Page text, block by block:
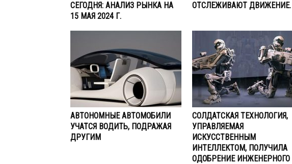
СЕГОДНЯ: АНАЛИЗ РЫНКА НА
15 МАЯ 2024 Г.
ОТСЛЕЖИВАЮТ ДВИЖЕНИЕ.
АВТОНОМНЫЕ АВТОМОБИЛИ
УЧАТСЯ ВОДИТЬ, ПОДРАЖАЯ
ДРУГИМ
СОЛДАТСКАЯ ТЕХНОЛОГИЯ,
УПРАВЛЯЕМАЯ
ИСКУССТВЕННЫМ
ИНТЕЛЛЕКТОМ, ПОЛУЧИЛА
ОДОБРЕНИЕ ИНЖЕНЕРНОГО